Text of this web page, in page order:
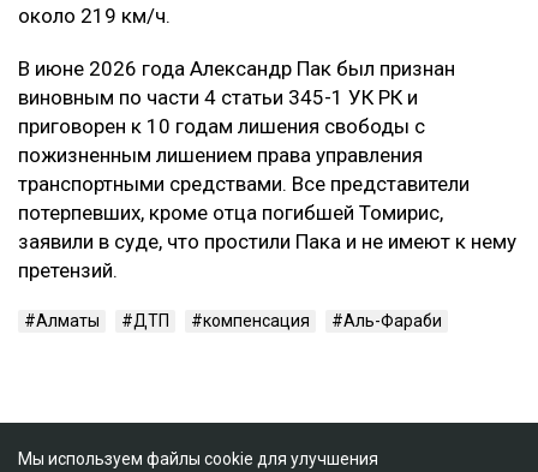
около 219 км/ч.
В июне 2026 года Александр Пак был признан
виновным по части 4 статьи 345-1 УК РК и
приговорен к 10 годам лишения свободы с
пожизненным лишением права управления
транспортными средствами. Все представители
потерпевших, кроме отца погибшей Томирис,
заявили в суде, что простили Пака и не имеют к нему
претензий.
Алматы ДТП компенсация Аль-Фараби
Мы используем файлы cookie для улучшения